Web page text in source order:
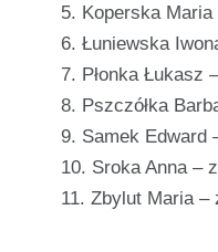
Koperska Maria
Łuniewska
Płonka Łukasz
Pszczółka
Samek Edward
Sroka Anna –
Zbylut Maria –